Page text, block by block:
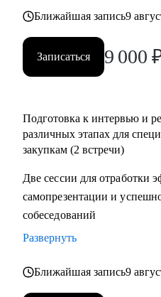
• Помощь в подготовке к
Кому могу помочь:
• B2B продажи и закупки
• маркетплейсы.
Ближайшая запись9
Записаться 9 000
Подготовка к интервью и
различных этапах для
закупкам (2 встречи)
Две сессии для отработки
самопрезентации и
собеседований
Развернуть
Ближайшая запись9